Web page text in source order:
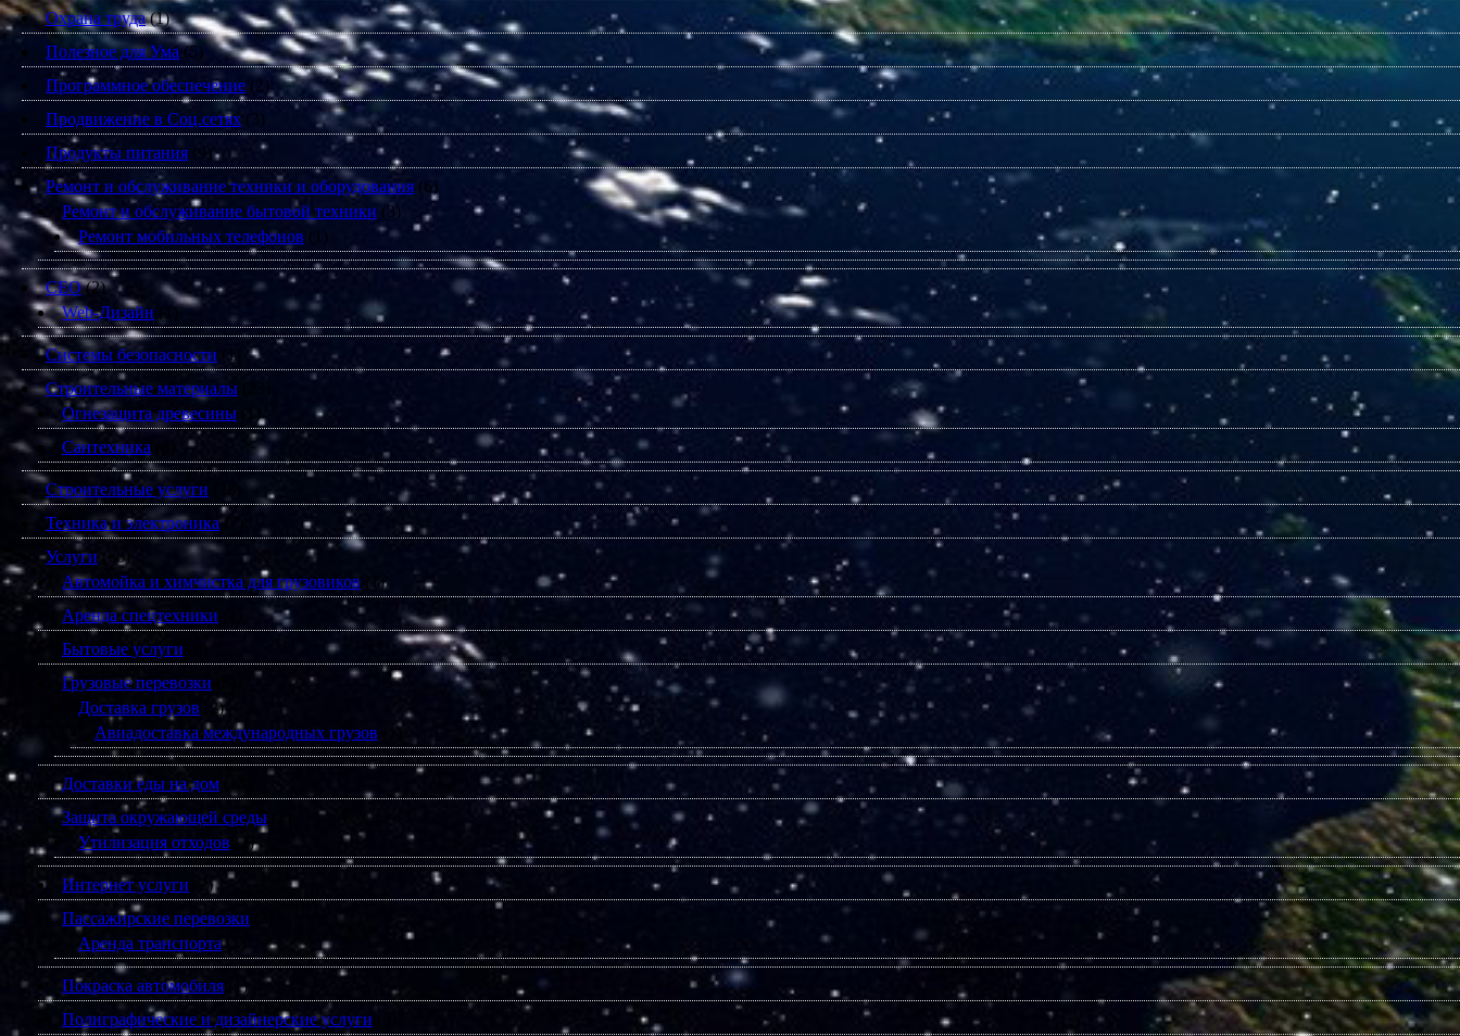
Охрана труда(1)
Полезное для Ума(5)
Программное обеспечение (2)
Продвижение в Соц.сетях (3)
Продукты питания (9)
Ремонт и обслуживание техники и оборудования (6)
Ремонт и обслуживание бытовой техники (3)
Ремонт мобильных телефонов (1)
СЕО(2)
Web-Дизайн (1)
Системы безопасности (1)
Строительные материалы
Огнезащита древесины
Сантехника
Строительные услуги
Техника и электроника(7)
Услуги (66)
Автомойка и химчистка для грузовиков (1)
Аренда спецтехники
Бытовые услуги
Грузовые перевозки
Доставка грузов (2)
Авиадоставка международных грузов (1)
Доставки еды на дом
Защита окружающей среды
Утилизация отходов (2)
Интернет услуги (2)
Пассажирские перевозки
Аренда транспорта(1)
Покраска автомобиля (1)
Полиграфические и дизайнерские услуги